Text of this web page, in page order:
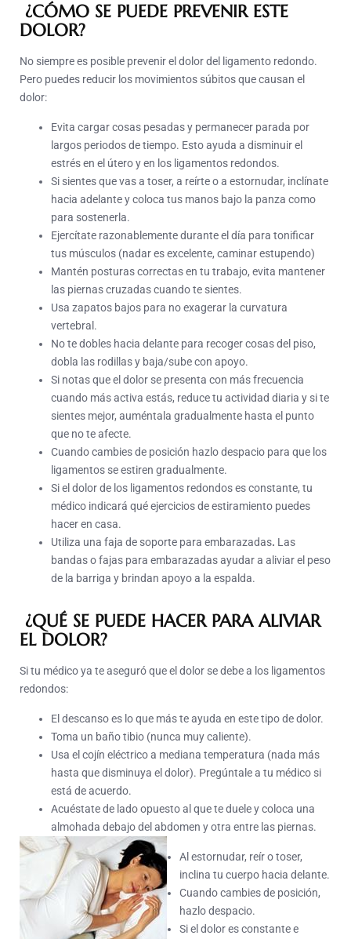
¿CÓMO SE PUEDE PREVENIR ESTE
DOLOR?
No siempre es posible prevenir el dolor del ligamento redondo.
Pero puedes reducir los movimientos súbitos que causan el
dolor:
Evita cargar cosas pesadas y permanecer parada por
largos periodos de tiempo. Esto ayuda a disminuir el
estrés en el útero y en los ligamentos redondos.
Si sientes que vas a toser, a reírte o a estornudar, inclínate
hacia adelante y coloca tus manos bajo la panza como
para sostenerla.
Ejercítate razonablemente durante el día para tonificar
tus músculos (nadar es excelente, caminar estupendo)
Mantén posturas correctas en tu trabajo, evita mantener
las piernas cruzadas cuando te sientes.
Usa zapatos bajos para no exagerar la curvatura
vertebral.
No te dobles hacia delante para recoger cosas del piso,
dobla las rodillas y baja/sube con apoyo.
Si notas que el dolor se presenta con más frecuencia
cuando más activa estás, reduce tu actividad diaria y si te
sientes mejor, auméntala gradualmente hasta el punto
que no te afecte.
Cuando cambies de posición hazlo despacio para que los
ligamentos se estiren gradualmente.
Si el dolor de los ligamentos redondos es constante, tu
médico indicará qué ejercicios de estiramiento puedes
hacer en casa.
Utiliza una faja de soporte para embarazadas. Las
bandas o fajas para embarazadas ayudar a aliviar el peso
de la barriga y brindan apoyo a la espalda.
¿QUÉ SE PUEDE HACER PARA ALIVIAR
EL DOLOR?
Si tu médico ya te aseguró que el dolor se debe a los ligamentos
redondos:
El descanso es lo que más te ayuda en este tipo de dolor.
Toma un baño tibio (nunca muy caliente).
Usa el cojín eléctrico a mediana temperatura (nada más
hasta que disminuya el dolor). Pregúntale a tu médico si
está de acuerdo.
Acuéstate de lado opuesto al que te duele y coloca una
almohada debajo del abdomen y otra entre las piernas.
Al estornudar, reír o toser,
inclina tu cuerpo hacia delante.
Cuando cambies de posición,
hazlo despacio.
Si el dolor es constante e